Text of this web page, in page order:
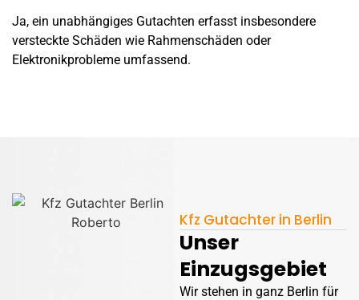
Ja, ein unabhängiges Gutachten erfasst insbesondere
versteckte Schäden wie Rahmenschäden oder
Elektronikprobleme umfassend.
Kfz Gutachter in Berlin
Unser
Einzugsgebiet
Wir stehen in ganz Berlin für